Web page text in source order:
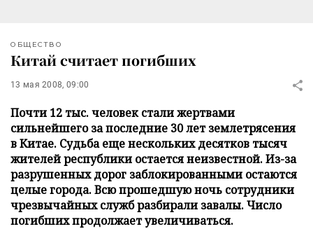
ОБЩЕСТВО
Китай считает погибших
13 мая 2008, 09:00
Почти 12 тыс. человек стали жертвами
сильнейшего за последние 30 лет землетрясения
в Китае. Судьба еще нескольких десятков тысяч
жителей республики остается неизвестной. Из-за
разрушенных дорог заблокированными остаются
целые города. Всю прошедшую ночь сотрудники
чрезвычайных служб разбирали завалы. Число
погибших продолжает увеличиваться.